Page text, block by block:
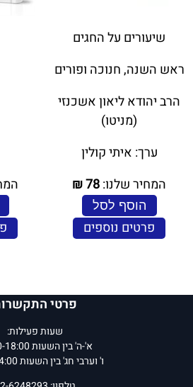
שיעורים על החגים
ראש השנה, חנוכה ופורים
הרב יהודא ליאון אשכנזי
(מניטו)
ערך: איתי קולין
המחיר שלנו:78
₪
הוסף לסל
פרטים נוספים
פרטי
שעות פעילות:
א'-ה' בין השעות 10:00-18:00
ו' וערבי חג' בין השעות 10:00-14:00